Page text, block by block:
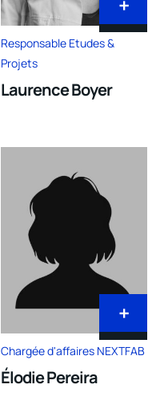
Responsable Etudes &
Projets
Laurence Boyer
+
Chargée d'affaires NEXTFAB
Élodie Pereira